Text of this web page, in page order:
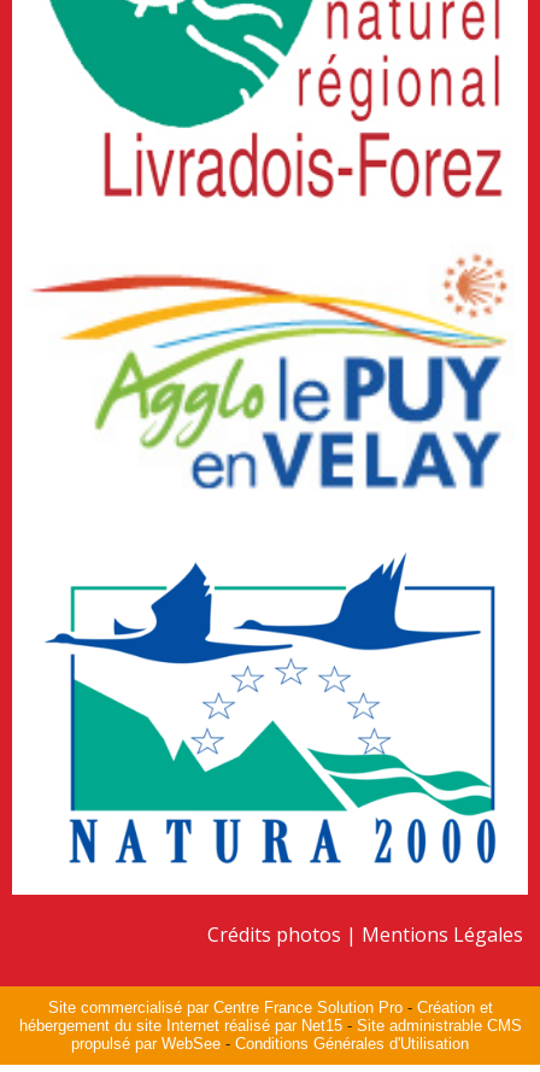
Crédits photos Mentions Légales
Site commercialisé par Centre France Solution Pro- Création et
hébergement du site Internet réalisé par Net15- Site administrable CMS
propulsé par WebSee - Conditions Générales d'Utilisation